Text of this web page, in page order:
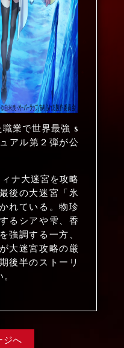
業で世界最強 s
アル第２弾が公
ナ大迷宮を攻略
後の大迷宮「氷
れている。物珍
るシアや雫、香
強調する一方、
大迷宮攻略の厳
後半のストーリ
ジへ